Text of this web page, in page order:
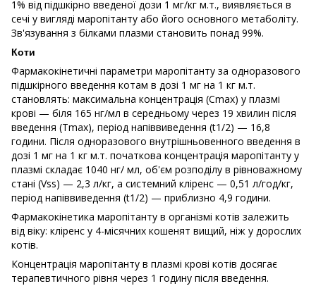
1% від підшкірно введеної дози 1 мг/кг м.т., виявляється в
сечі у вигляді маропітанту або його основного метаболіту.
Зв'язування з білками плазми становить понад 99%.
Коти
Фармакокінетичні параметри маропітанту за одноразового
підшкірного введення котам в дозі 1 мг на 1 кг м.т.
становлять: максимальна концентрація (Cmax) у плазмі
крові — біля 165 нг/мл в середньому через 19 хвилин після
введення (Tmax), період напіввиведення (t1/2) — 16,8
години. Після одноразового внутрішньовенного введення в
дозі 1 мг на 1 кг м.т. початкова концентрація маропітанту у
плазмі складає 1040 нг/ мл, об'єм розподілу в рівноважному
стані (Vss) — 2,3 л/кг, а системний кліренс — 0,51 л/год/кг,
період напіввиведення (t1/2) — приблизно 4,9 години.
Фармакокінетика маропітанту в організмі котів залежить
від віку: кліренс у 4-місячних кошенят вищий, ніж у дорослих
котів.
Концентрація маропітанту в плазмі крові котів досягає
терапевтичного рівня через 1 годину після введення.